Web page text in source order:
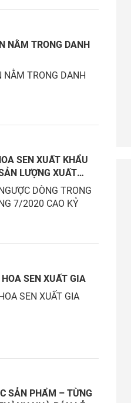
NẰM TRONG DANH
NẰM TRONG DANH
SEN XUẤT KHẨU
LƯỢNG XUẤT
DÒNG TRONG
7/2020 CAO KỶ
SEN XUẤT GIA
SEN XUẤT GIA
SẢN PHẨM – TỪNG